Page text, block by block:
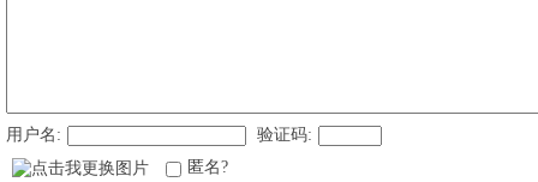
用户名:
验证码:
匿名?